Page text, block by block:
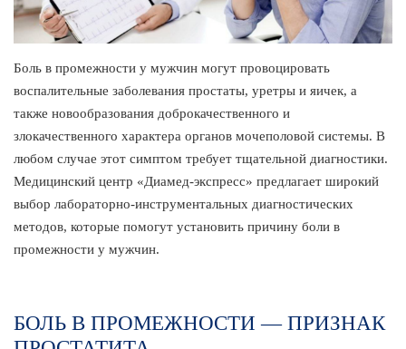
Боль в промежности у мужчин могут провоцировать
воспалительные заболевания простаты, уретры и яичек, а
также новообразования доброкачественного и
злокачественного характера органов мочеполовой системы. В
любом случае этот симптом требует тщательной диагностики.
Медицинский центр «Диамед-экспресс» предлагает широкий
выбор лабораторно-инструментальных диагностических
методов, которые помогут установить причину боли в
промежности у мужчин.
БОЛЬ В ПРОМЕЖНОСТИ — ПРИЗНАК